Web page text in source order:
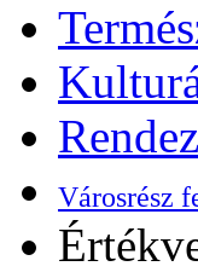
Városrész